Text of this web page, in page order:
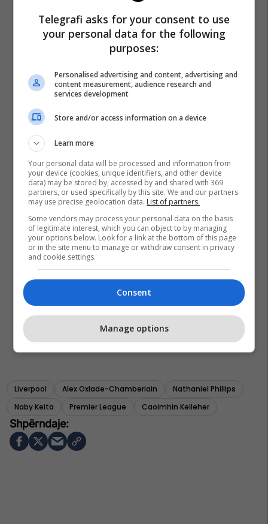
Liverpool Alex Oxlade-Chamberlain
Nathaniel Phillips
Naby Keita
Premier League Caoimhin Kelleher
Telegrafi asks for your consent to use
your personal data for the following
purposes:
Personalised advertising and content, advertising and
content measurement, audience research and
services development
Store and/or access information on a device
Learn more
Your personal data will be processed and information from
your device (cookies, unique identifiers, and other device
data) may be stored by, accessed by and shared with 369
partners, or used specifically by this site. We and our partners
may use precise geolocation data. List of partners.
Some vendors may process your personal data on the basis
of legitimate interest, which you can object to by managing
your options below. Look for a link at the bottom of this page
or in the site menu to manage or withdraw consent in privacy
and cookie settings.
Consent
Manage options